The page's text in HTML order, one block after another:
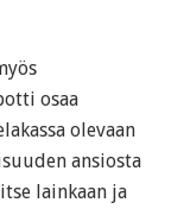
osaa
olevaan
ansiosta
lainkaan ja